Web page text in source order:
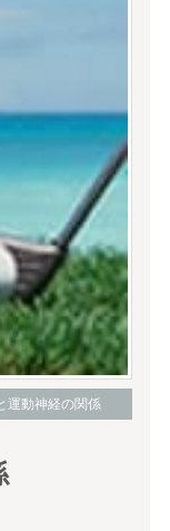
運動神経の関係